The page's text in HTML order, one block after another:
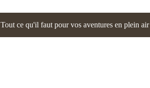
Tout ce qu'il faut pour vos aventures en plein air